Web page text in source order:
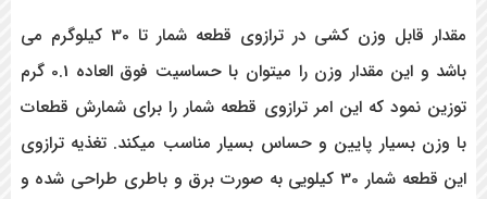
مقدار قابل وزن کشی در ترازوی قطعه شمار تا 30 کیلوگرم می
باشد و این مقدار وزن را میتوان با حساسیت فوق العاده 0.1 گرم
توزین نمود که این امر ترازوی قطعه شمار را برای شمارش قطعات
با وزن بسیار پایین و حساس بسیار مناسب میکند. تغذیه ترازوی
این قطعه شمار 30 کیلویی به صورت برق و باطری طراحی شده و